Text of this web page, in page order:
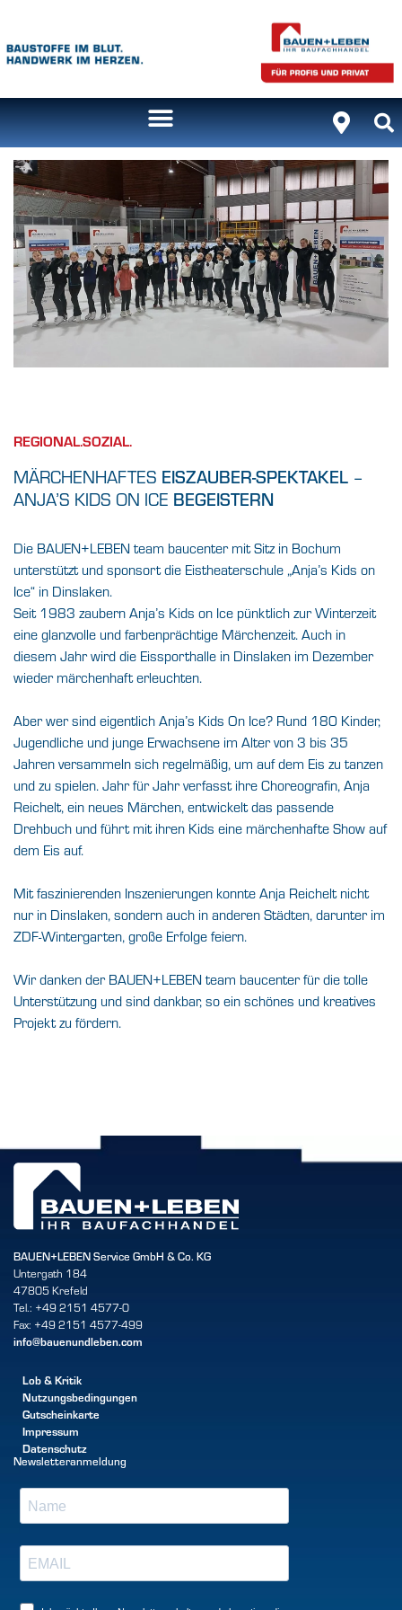
REGIONAL.SOZIAL.
MÄRCHENHAFTES EISZAUBER-SPEKTAKEL –
ANJA’S KIDS ON ICE BEGEISTERN
Die BAUEN+LEBEN team baucenter mit Sitz in Bochum
unterstützt und sponsort die Eistheaterschule „Anja’s Kids on
Ice“ in Dinslaken.
Seit 1983 zaubern Anja’s Kids on Ice pünktlich zur Winterzeit
eine glanzvolle und farbenprächtige Märchenzeit. Auch in
diesem Jahr wird die Eissporthalle in Dinslaken im Dezember
wieder märchenhaft erleuchten.
Aber wer sind eigentlich Anja’s Kids On Ice? Rund 180 Kinder,
Jugendliche und junge Erwachsene im Alter von 3 bis 35
Jahren versammeln sich regelmäßig, um auf dem Eis zu tanzen
und zu spielen. Jahr für Jahr verfasst ihre Choreografin, Anja
Reichelt, ein neues Märchen, entwickelt das passende
Drehbuch und führt mit ihren Kids eine märchenhafte Show auf
dem Eis auf.
Mit faszinierenden Inszenierungen konnte Anja Reichelt nicht
nur in Dinslaken, sondern auch in anderen Städten, darunter im
ZDF-Wintergarten, große Erfolge feiern.
Wir danken der BAUEN+LEBEN team baucenter für die tolle
Unterstützung und sind dankbar, so ein schönes und kreatives
Projekt zu fördern.
BAUEN+LEBEN Service GmbH & Co. KG
Untergath 184
47805 Krefeld
Tel.: +49 2151 4577-0
Fax: +49 2151 4577-499
info@bauenundleben.com
Lob & Kritik
Nutzungsbedingungen
Gutscheinkarte
Impressum
Datenschutz
Newsletteranmeldung